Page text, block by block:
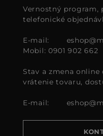
Vernostný program,
telefonické
E-mail:
Mobil: 0901 902 662
Stav a zmena online
vrátenie tovaru,
E-mail: